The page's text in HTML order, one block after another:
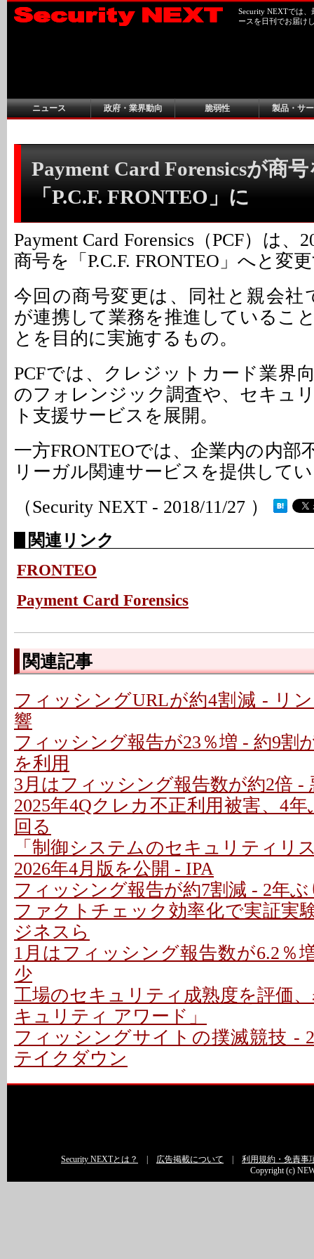
Security NEXTでは
ースを日刊でお届け
ニュース 政府・業界動向 脆弱性 製品・サ
Payment Card Forensicsが商
「P.C.F. FRONTEO」に
Payment Card Forensics（PCF）は、
商号を「P.C.F. FRONTEO」へと変
今回の商号変更は、同社と親会社
が連携して業務を推進しているこ
とを目的に実施するもの。
PCFでは、クレジットカード業界
のフォレンジック調査や、セキュ
ト支援サービスを展開。
一方FRONTEOでは、企業内の内部
リーガル関連サービスを提供して
（Security NEXT - 2018/11/27 ）
関連リンク
FRONTEO
Payment Card Forensics
関連記事
フィッシングURLが約4割減 - リ
響
フィッシング報告が23％増 - 約9割
を利用
3月はフィッシング報告数が約2倍 -
2025年4Qクレカ不正利用被害、4
回る
「制御システムのセキュリティリ
2026年4月版を公開 - IPA
フィッシング報告が約7割減 - 2年
ファクトチェック効率化で実証実
ジネスら
1月はフィッシング報告数が6.2％
少
工場のセキュリティ成熟度を評価
キュリティ アワード」
フィッシングサイトの撲滅競技 -
テイクダウン
Security NEXTとは？ 広告掲載について
利用規約・免責事
Copyright (c)